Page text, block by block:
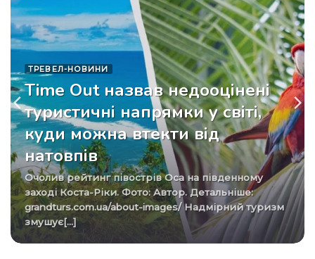
ТРЕВЕЛ-НОВИНИ
Time Out назвав недооцінені
туристичні напрямки у світі,
куди можна втекти від
натовпів
Очолив рейтинг півострів Оса на південному
заході Коста-Ріки. Фото: Автор. Детальніше:
grandturs.com.ua/about-images/ Надмірний туризм
змушує[...]